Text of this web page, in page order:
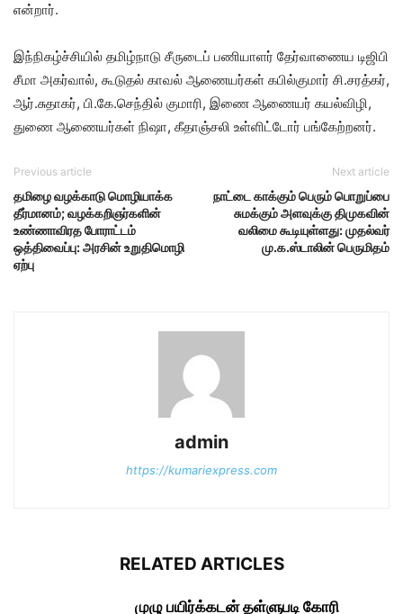
என்றார்.
இந்நிகழ்ச்சியில் தமிழ்நாடு சீருடைப் பணியாளர் தேர்வாணைய டிஜிபி
சீமா அகர்வால், கூடுதல் காவல் ஆணையர்கள் கபில்குமார் சி.சரத்கர்,
ஆர்.சுதாகர், பி.கே.செந்தில் குமாரி, இணை ஆணையர் கயல்விழி,
துணை ஆணையர்கள் நிஷா, கீதாஞ்சலி உள்ளிட்டோர் பங்கேற்றனர்.
Previous article
தமிழை வழக்காடு மொழியாக்க
தீர்மானம்; வழக்கறிஞர்களின்
உண்ணாவிரத போராட்டம்
ஒத்திவைப்பு: அரசின் உறுதிமொழி
ஏற்பு
Next article
நாட்டை காக்கும் பெரும் பொறுப்பை
சுமக்கும் அளவுக்கு திமுகவின்
வலிமை கூடியுள்ளது: முதல்வர்
மு.க.ஸ்டாலின் பெருமிதம்
admin
https://kumariexpress.com
RELATED ARTICLES
முழு பயிர்க்கடன் தள்ளுபடி கோரி